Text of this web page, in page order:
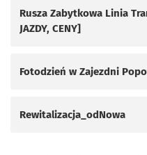
Rusza Zabytkowa Linia
JAZDY, CENY]
Fotodzień w Zajezdni
Rewitalizacja_odNowa